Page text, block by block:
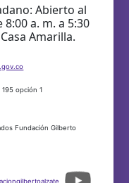
Abierto al
a. m. a 5:30
Amarilla.
opción 1
Fundación Gilberto